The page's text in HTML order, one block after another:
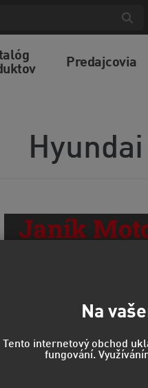
Predajcovia
piloty týmu Hyundai
Janík a Petr Semerád,
kdy tým v obou
Na
Tento internetový obchod
fungování.